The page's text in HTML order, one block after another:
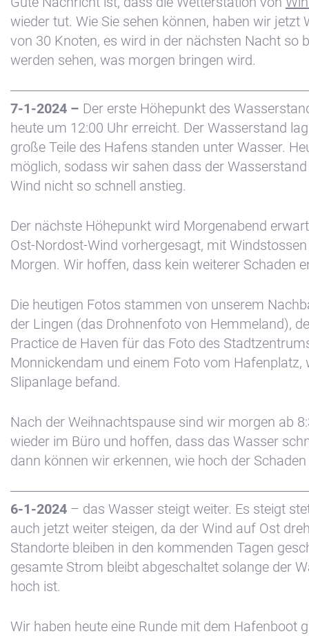
wieder tut. Wie Sie sehen können, haben wir jetzt
von 30 Knoten, es wird in der nächsten Nacht so
werden sehen, was morgen bringen wird.
7-1-2024 – Der erste Höhepunkt des
heute um 12:00 Uhr erreicht. Der Wasserstand
große Teile des Hafens standen unter Wasser.
möglich, sodass wir sahen dass der
Wind nicht so schnell anstieg.
Der nächste Höhepunkt wird Morgenabend
Ost-Nordost-Wind vorhergesagt, mit
Morgen. Wir hoffen, dass kein weiterer Schaden
Die heutigen Fotos stammen von unserem
der Lingen (das Drohnenfoto von Hemmeland),
Practice de Haven für das Foto des
Monnickendam und einem Foto vom Hafenplatz,
Slipanlage befand.
Nach der Weihnachtspause sind wir morgen ab
wieder im Büro und hoffen, dass das Wasser
dann können wir erkennen, wie hoch der
6-1-2024 – das Wasser steigt weiter. Es steigt
auch jetzt weiter steigen, da der Wind auf Ost
Standorte bleiben in den kommenden Tagen
gesamte Strom bleibt abgeschaltet solange der
hoch ist.
Wir haben heute eine Runde mit dem Hafenboot